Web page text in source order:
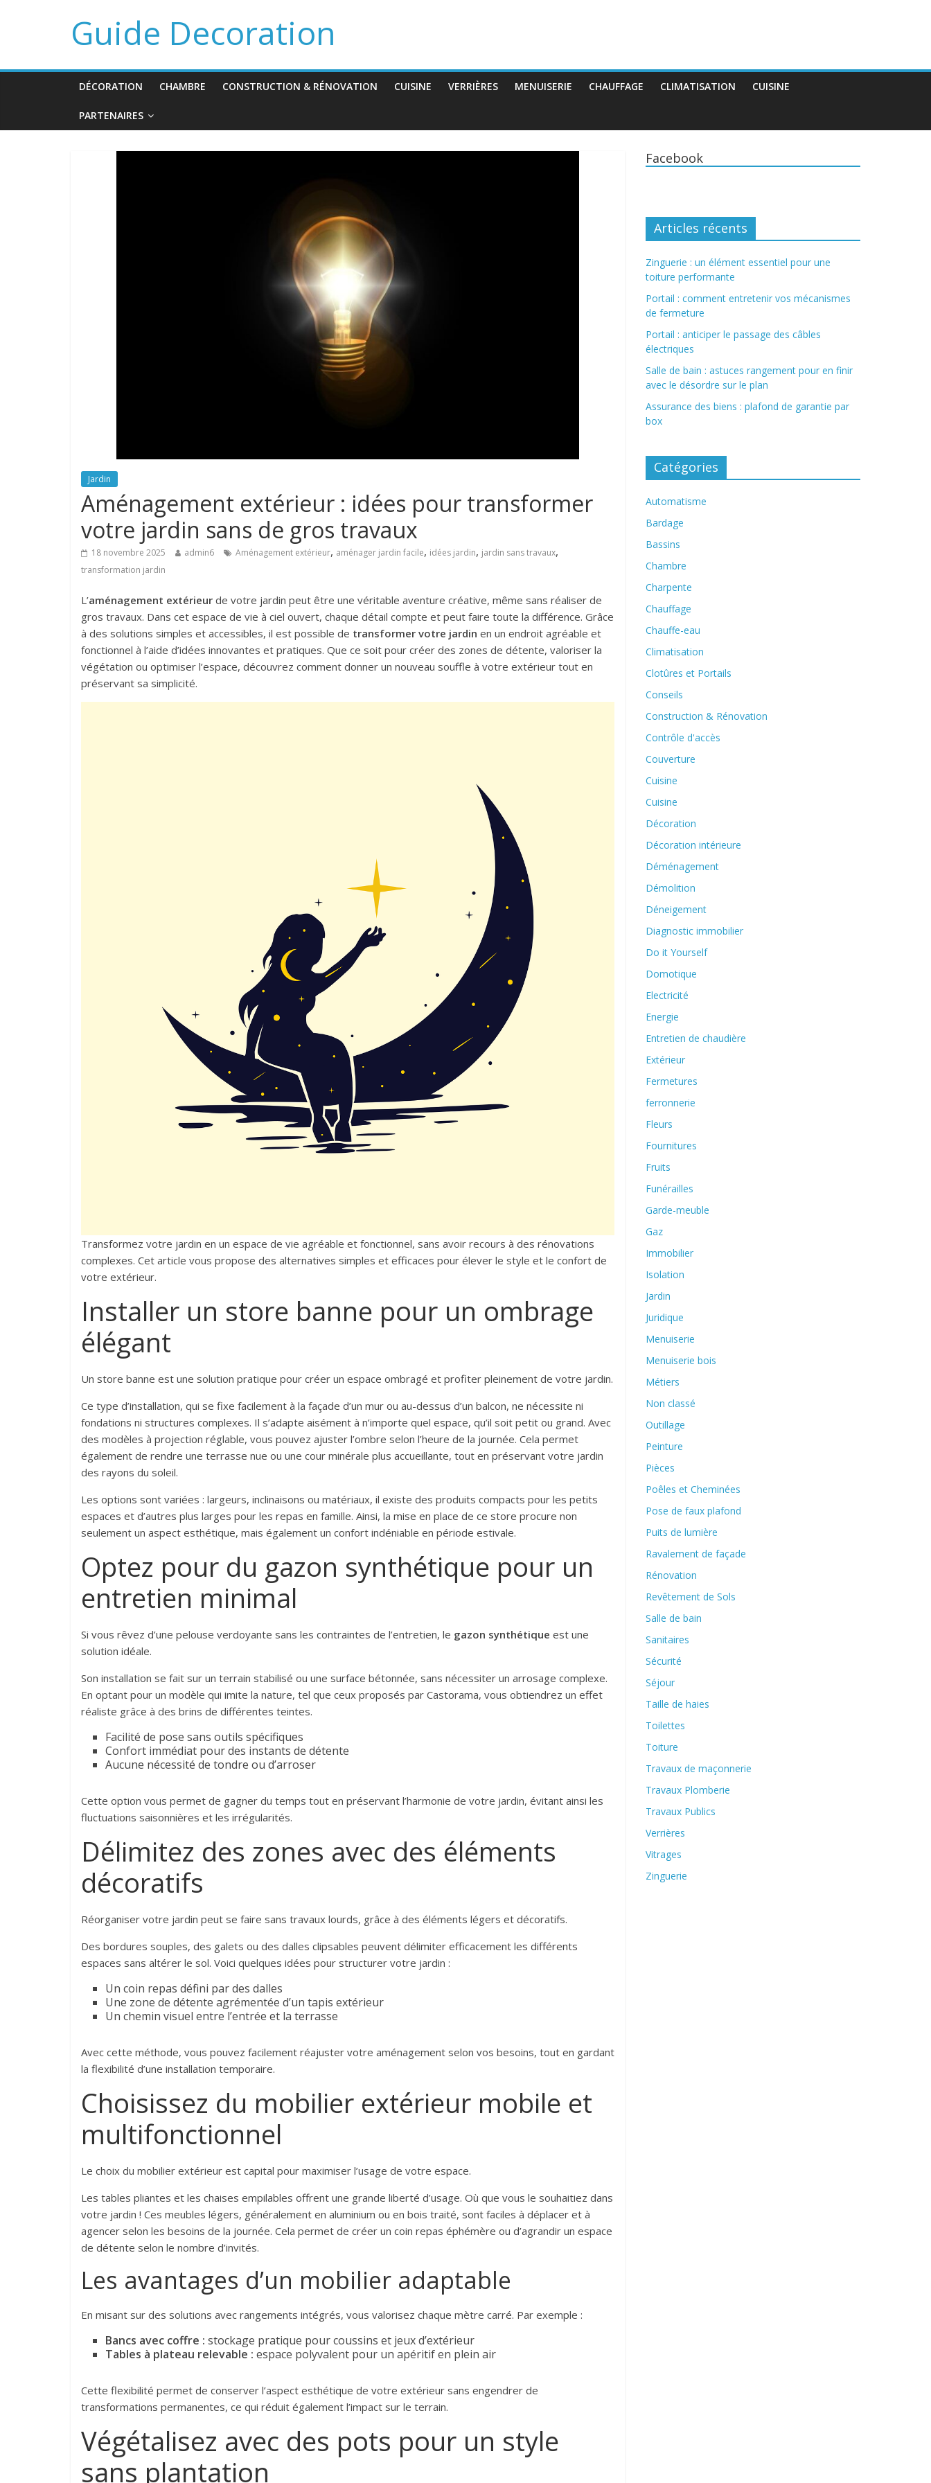
Guide Decoration
DÉCORATION CHAMBRE CONSTRUCTION & RÉNOVATION CUISINE VERRIÈRES MENUISERIE CHAUFFAGE CLIMATISATION CUISINE
PARTENAIRES
Jardin
Aménagement extérieur : idées pour transformer
votre jardin sans de gros travaux
18 novembre 2025 admin6 Aménagement extérieur, aménager jardin facile, idées jardin, jardin sans travaux,
transformation jardin
L’aménagement extérieur de votre jardin peut être une véritable aventure créative, même sans réaliser de
gros travaux. Dans cet espace de vie à ciel ouvert, chaque détail compte et peut faire toute la différence. Grâce
à des solutions simples et accessibles, il est possible de transformer votre jardin en un endroit agréable et
fonctionnel à l’aide d’idées innovantes et pratiques. Que ce soit pour créer des zones de détente, valoriser la
végétation ou optimiser l’espace, découvrez comment donner un nouveau souffle à votre extérieur tout en
préservant sa simplicité.
Transformez votre jardin en un espace de vie agréable et fonctionnel, sans avoir recours à des rénovations
complexes. Cet article vous propose des alternatives simples et efficaces pour élever le style et le confort de
votre extérieur.
Installer un store banne pour un ombrage
élégant
Un store banne est une solution pratique pour créer un espace ombragé et profiter pleinement de votre jardin.
Ce type d’installation, qui se fixe facilement à la façade d’un mur ou au-dessus d’un balcon, ne nécessite ni
fondations ni structures complexes. Il s’adapte aisément à n’importe quel espace, qu’il soit petit ou grand. Avec
des modèles à projection réglable, vous pouvez ajuster l’ombre selon l’heure de la journée. Cela permet
également de rendre une terrasse nue ou une cour minérale plus accueillante, tout en préservant votre jardin
des rayons du soleil.
Les options sont variées : largeurs, inclinaisons ou matériaux, il existe des produits compacts pour les petits
espaces et d’autres plus larges pour les repas en famille. Ainsi, la mise en place de ce store procure non
seulement un aspect esthétique, mais également un confort indéniable en période estivale.
Optez pour du gazon synthétique pour un
entretien minimal
Si vous rêvez d’une pelouse verdoyante sans les contraintes de l’entretien, le gazon synthétique est une
solution idéale.
Son installation se fait sur un terrain stabilisé ou une surface bétonnée, sans nécessiter un arrosage complexe.
En optant pour un modèle qui imite la nature, tel que ceux proposés par Castorama, vous obtiendrez un effet
réaliste grâce à des brins de différentes teintes.
Facilité de pose sans outils spécifiques
Confort immédiat pour des instants de détente
Aucune nécessité de tondre ou d’arroser
Cette option vous permet de gagner du temps tout en préservant l’harmonie de votre jardin, évitant ainsi les
fluctuations saisonnières et les irrégularités.
Délimitez des zones avec des éléments
décoratifs
Réorganiser votre jardin peut se faire sans travaux lourds, grâce à des éléments légers et décoratifs.
Des bordures souples, des galets ou des dalles clipsables peuvent délimiter efficacement les différents
espaces sans altérer le sol. Voici quelques idées pour structurer votre jardin :
Un coin repas défini par des dalles
Une zone de détente agrémentée d’un tapis extérieur
Un chemin visuel entre l’entrée et la terrasse
Avec cette méthode, vous pouvez facilement réajuster votre aménagement selon vos besoins, tout en gardant
la flexibilité d’une installation temporaire.
Choisissez du mobilier extérieur mobile et
multifonctionnel
Le choix du mobilier extérieur est capital pour maximiser l’usage de votre espace.
Les tables pliantes et les chaises empilables offrent une grande liberté d’usage. Où que vous le souhaitiez dans
votre jardin ! Ces meubles légers, généralement en aluminium ou en bois traité, sont faciles à déplacer et à
agencer selon les besoins de la journée. Cela permet de créer un coin repas éphémère ou d’agrandir un espace
de détente selon le nombre d’invités.
Les avantages d’un mobilier adaptable
En misant sur des solutions avec rangements intégrés, vous valorisez chaque mètre carré. Par exemple :
Bancs avec coffre : stockage pratique pour coussins et jeux d’extérieur
Tables à plateau relevable : espace polyvalent pour un apéritif en plein air
Cette flexibilité permet de conserver l’aspect esthétique de votre extérieur sans engendrer de
transformations permanentes, ce qui réduit également l’impact sur le terrain.
Végétalisez avec des pots pour un style
sans plantation
Facebook
Articles récents
Zinguerie : un élément essentiel pour une
toiture performante
Portail : comment entretenir vos mécanismes
de fermeture
Portail : anticiper le passage des câbles
électriques
Salle de bain : astuces rangement pour en finir
avec le désordre sur le plan
Assurance des biens : plafond de garantie par
box
Catégories
Automatisme
Bardage
Bassins
Chambre
Charpente
Chauffage
Chauffe-eau
Climatisation
Clotûres et Portails
Conseils
Construction & Rénovation
Contrôle d'accès
Couverture
Cuisine
Cuisine
Décoration
Décoration intérieure
Déménagement
Démolition
Déneigement
Diagnostic immobilier
Do it Yourself
Domotique
Electricité
Energie
Entretien de chaudière
Extérieur
Fermetures
ferronnerie
Fleurs
Fournitures
Fruits
Funérailles
Garde-meuble
Gaz
Immobilier
Isolation
Jardin
Juridique
Menuiserie
Menuiserie bois
Métiers
Non classé
Outillage
Peinture
Pièces
Poêles et Cheminées
Pose de faux plafond
Puits de lumière
Ravalement de façade
Rénovation
Revêtement de Sols
Salle de bain
Sanitaires
Sécurité
Séjour
Taille de haies
Toilettes
Toiture
Travaux de maçonnerie
Travaux Plomberie
Travaux Publics
Verrières
Vitrages
Zinguerie